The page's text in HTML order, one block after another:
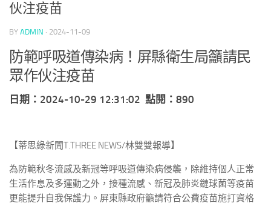
伙注疫苗
BY ADMIN · 2024-11-09
防範呼吸道傳染病！屏縣衛生局籲請民
眾作伙注疫苗
日期：2024-10-29 12:31:02 點閱：890
【蒂思綠新聞T.THREE NEWS/林雙雙報導】
為防範秋冬流感及新冠等呼吸道傳染病侵襲，除維持個人正常
生活作息及多運動之外，接種流感、新冠及肺炎鏈球菌等疫苗
更能提升自我保護力。屏東縣政府籲請符合公費疫苗施打資格